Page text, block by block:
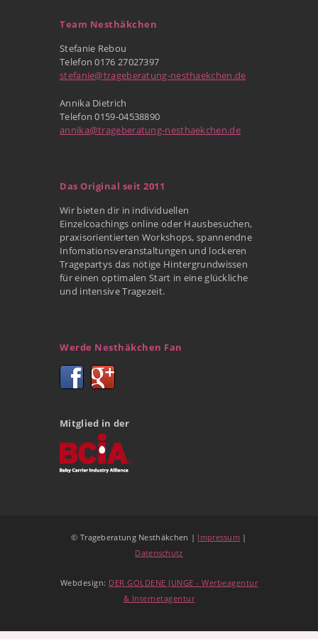
Team Nesthäkchen
Stefanie Rebou
Telefon 0176 27027397
stefanie@trageberatung-nesthaekchen.de
Annika Dietrich
Telefon 0159-04538890
annika@trageberatung-nesthaekchen.de
Das Original seit 2011
Wir bieten dir in individuellen
Einzelcoachings online oder Hausbesuchen,
praxisorientierten Workshops, spannendne
Infomationsveranstaltungen und lockeren
Tragepartys das nötige Hintergrundwissen
für einen optimalen Start in eine glückliche
und intensive Tragezeit.
Werde Nesthäkchen Fan
Mitglied in der
© Trageberatung Nesthäkchen | Impressum |
Datenschutz
Webdesign: DER GOLDENE JUNGE - Werbeagentur
& Internetagentur